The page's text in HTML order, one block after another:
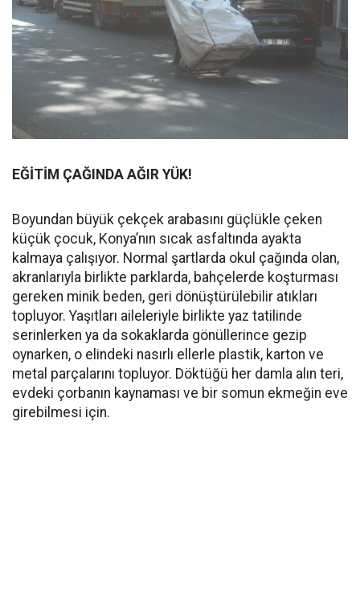
EĞİTİM ÇAĞINDA AĞIR YÜK!
Boyundan büyük çekçek arabasını güçlükle çeken
küçük çocuk, Konya’nın sıcak asfaltında ayakta
kalmaya çalışıyor. Normal şartlarda okul çağında olan,
akranlarıyla birlikte parklarda, bahçelerde koşturması
gereken minik beden, geri dönüştürülebilir atıkları
topluyor. Yaşıtları aileleriyle birlikte yaz tatilinde
serinlerken ya da sokaklarda gönüllerince gezip
oynarken, o elindeki nasırlı ellerle plastik, karton ve
metal parçalarını topluyor. Döktüğü her damla alın teri,
evdeki çorbanın kaynaması ve bir somun ekmeğin eve
girebilmesi için.